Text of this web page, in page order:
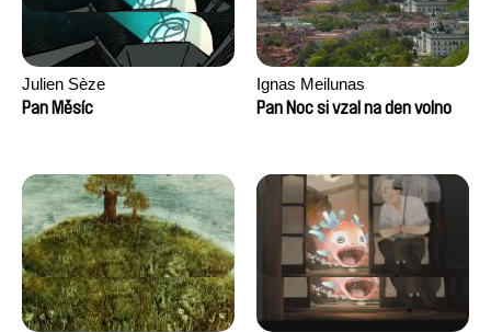
Julien Sèze
Pan Měsíc
Ignas Meilunas
Pan Noc si vzal na den volno